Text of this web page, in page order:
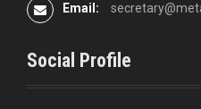
Email:
Social Profile